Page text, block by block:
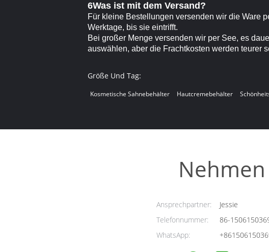
6Was ist mit dem Versand?
Für kleine Bestellungen versenden wir die Ware
Werktage, bis sie eintrifft.
Bei großer Menge versenden wir per See, es
auswählen, aber die Frachtkosten werden teurer
Größe Und Tag:
Kosmetische Sahnebehälter Hautcremebehälter
Ansprechpartner:
Jessie
Telefonnummer:
86-
WhatsApp: